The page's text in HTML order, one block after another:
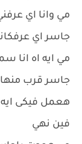
مي وانا اي
جاسر اي
مي ايه اه انا
جاسر قرب
هعمل فيكى
فين نهي